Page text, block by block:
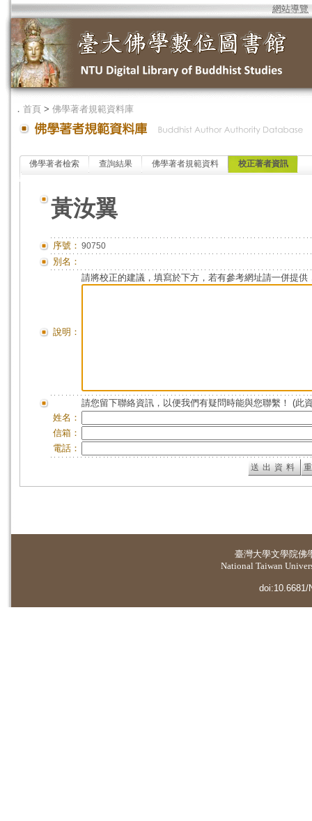
網站導覽
． 首頁 > 佛學著者規範資料庫
佛學著者檢索 查詢結果 佛學著者規範資料 校正著者資訊
黃汝翼
序號： 90750
別名：
說明：
請將校正的建議，填寫於下方，若有參考網址請一併提供
請您留下聯絡資訊，以便我們有疑問時能與您聯繫！ (此
姓名：
信箱：
電話：
臺灣大學文學院佛
National Taiwan
doi:10.6681/